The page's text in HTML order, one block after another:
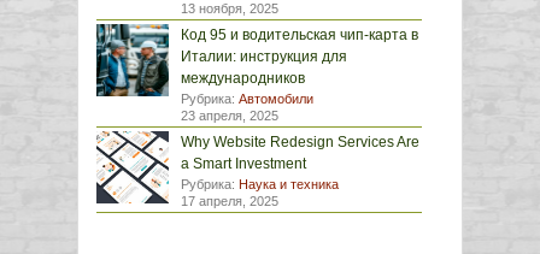
13 ноября, 2025
Код 95 и водительская чип-карта в
Италии: инструкция для
международников
Рубрика: Автомобили
23 апреля, 2025
Why Website Redesign Services Are
a Smart Investment
Рубрика: Наука и техника
17 апреля, 2025